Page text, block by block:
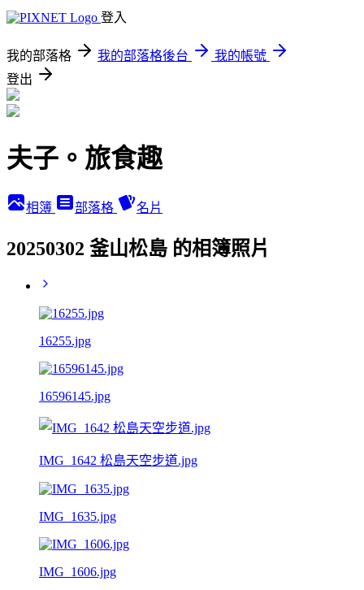
登入
我的部落格 我的部落格後台
我的帳號
登出
夫子。旅食趣
相簿 部落格 名片
20250302 釜山松島 的相簿照片
16255.jpg
16596145.jpg
IMG_1642 松島天空步道.jpg
IMG_1635.jpg
IMG_1606.jpg